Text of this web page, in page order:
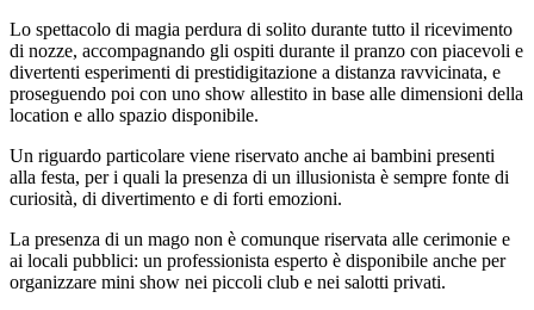
Lo spettacolo di magia perdura di solito durante tutto il ricevimento
di nozze, accompagnando gli ospiti durante il pranzo con piacevoli e
divertenti esperimenti di prestidigitazione a distanza ravvicinata, e
proseguendo poi con uno show allestito in base alle dimensioni della
location e allo spazio disponibile.
Un riguardo particolare viene riservato anche ai bambini presenti
alla festa, per i quali la presenza di un illusionista è sempre fonte di
curiosità, di divertimento e di forti emozioni.
La presenza di un mago non è comunque riservata alle cerimonie e
ai locali pubblici: un professionista esperto è disponibile anche per
organizzare mini show nei piccoli club e nei salotti privati.